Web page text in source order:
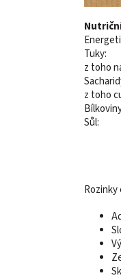
Tuky:
z toho
z toho
Sůl: